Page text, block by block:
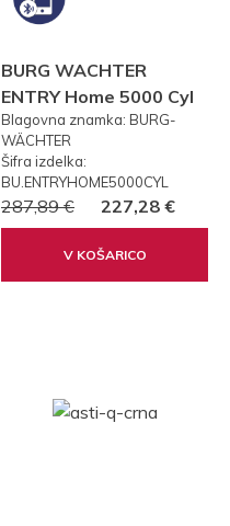
BURG WACHTER
ENTRY Home 5000 Cyl
Blagovna znamka: BURG-
WÄCHTER
Šifra izdelka:
BU.ENTRYHOME5000CYL
287,89 € 227,28 €
V KOŠARICO